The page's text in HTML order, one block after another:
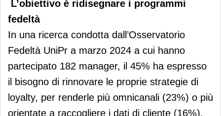
L’obiettivo è ridisegnare i programmi
fedeltà
In una ricerca condotta dall’Osservatorio
Fedeltà UniPr a marzo 2024 a cui hanno
partecipato 182 manager, il 45% ha espresso
il bisogno di rinnovare le proprie strategie di
loyalty, per renderle più omnicanali (23%) o più
orientate a raccogliere i dati di cliente (16%).